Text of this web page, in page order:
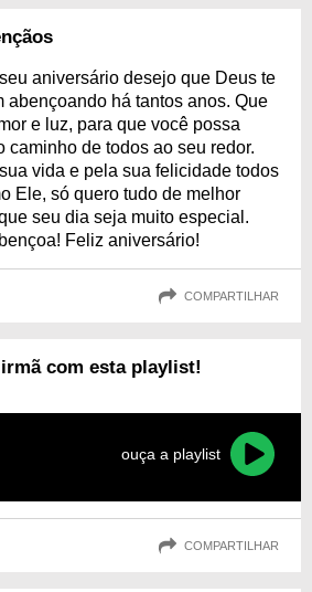
aniversário desejo que Deus te
abençoando há tantos anos. Que
e luz, para que você possa
caminho de todos ao seu redor.
vida e pela sua felicidade todos
Ele, só quero tudo de melhor
seu dia seja muito especial.
Feliz aniversário!
COMPARTILHAR
com esta playlist!
ouça a playlist
COMPARTILHAR